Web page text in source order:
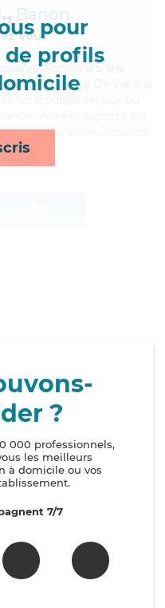
pour
profils
Banon
Vous
Aurélie a 5 ans
d'Assistante De Vie aux
livraison, activités
?
000 professionnels,
les meilleurs
à domicile ou vos
7/7